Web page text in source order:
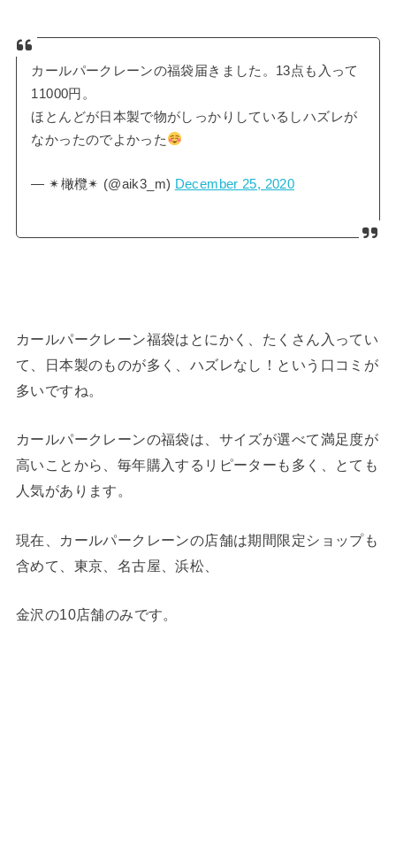
カールパークレーンの福袋届きました。13点も入って
11000円。
ほとんどが日本製で物がしっかりしているしハズレが
なかったのでよかった
— ✴︎橄欖✴︎ (@aik3_m) December 25, 2020
カールパークレーン福袋はとにかく、たくさん入ってい
て、日本製のものが多く、ハズレなし！という口コミが
多いですね。
カールパークレーンの福袋は、サイズが選べて満足度が
高いことから、毎年購入するリピーターも多く、とても
人気があります。
現在、カールパークレーンの店舗は期間限定ショップも
含めて、東京、名古屋、浜松、
金沢の10店舗のみです。